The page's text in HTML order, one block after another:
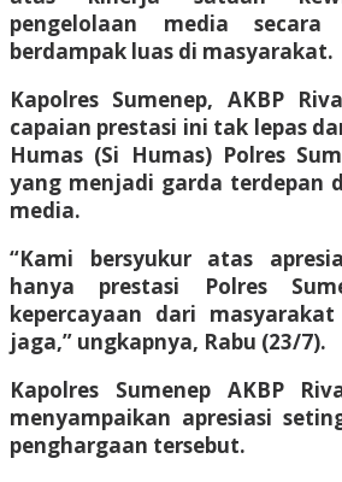
pengelolaan media
berdampak luas di masyarakat.
Kapolres Sumenep, AKBP
capaian prestasi ini tak lepas
Humas (Si Humas) Polres
yang menjadi garda terdepan
media.
“Kami bersyukur atas
hanya prestasi Polres
kepercayaan dari
jaga,” ungkapnya, Rabu (23/7).
Kapolres Sumenep AKBP
menyampaikan apresiasi
penghargaan tersebut.